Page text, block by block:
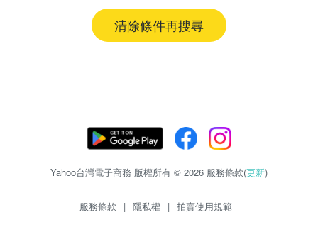
清除條件再搜尋
Yahoo台灣電子商務 版權所有 © 2026 服務條款(更新)
服務條款 | 隱私權 | 拍賣使用規範